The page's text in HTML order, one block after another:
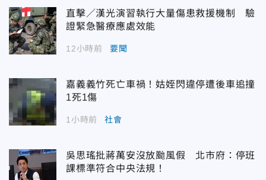
直擊／漢光演習執行大量傷患救援機制 驗
證緊急醫療應處效能
12小時前 要聞
嘉義義竹死亡車禍！姑姪閃違停遭後車追撞
1死1傷
1小時前 社會
吳思瑤批蔣萬安沒放颱風假 北市府：停班
課標準符合中央法規！